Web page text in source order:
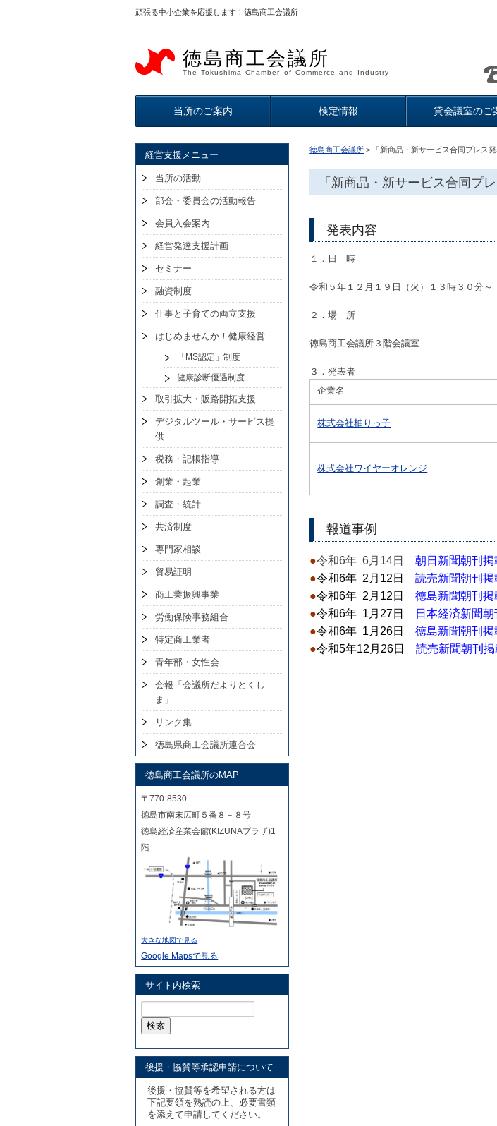
頑張る中小企業を応援します！徳島商工会議所
徳島商工会議所
The Tokushima Chamber of Commerce and Industry
当所のご案内 検定情報 貸会議室のご
徳島商工会議所 > 「新商品・新サービス合同プレス
「新商品・新サービス合同プ
発表内容
１．日 時
令和５年１２月１９日（火）１３時３０分～
２．場 所
徳島商工会議所３階会議室
３．発表者
企業名
株式会社柚りっ子
株式会社ワイヤーオレンジ
報道事例
●令和6年 6月14日
朝日新聞朝刊掲
●令和6年 2月12日読売新聞朝刊掲
●令和6年 2月12日徳島新聞朝刊掲
●令和6年 1月27日
日本経済新聞
●令和6年 1月26日徳島新聞朝刊掲
●令和5年12月26日読売新聞朝刊掲
経営支援メニュー
当所の活動
部会・委員会の活動報告
会員入会案内
経営発達支援計画
セミナー
融資制度
仕事と子育ての両立支援
はじめませんか！健康経営
「MS認定」制度
健康診断優遇制度
取引拡大・販路開拓支援
デジタルツール・サービス提
供
税務・記帳指導
創業・起業
調査・統計
共済制度
専門家相談
貿易証明
商工業振興事業
労働保険事務組合
特定商工業者
青年部・女性会
会報「会議所だよりとくし
ま」
リンク集
徳島県商工会議所連合会
徳島商工会議所のMAP
〒770-8530
徳島市南末広町５番８－８号
徳島経済産業会館(KIZUNAプラザ)1
階
大きな地図で見る
Google Mapsで見る
サイト内検索
索:
後援・協賛等承認申請について
後援・協賛等を希望される方は
下記要領を熟読の上、必要書類
を添えて申請してください。